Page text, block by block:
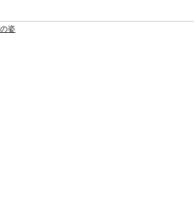
姿